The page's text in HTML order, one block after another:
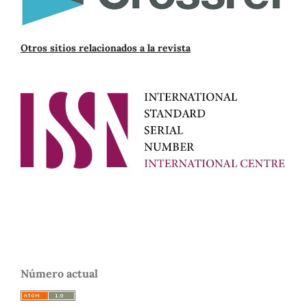
Otros sitios relacionados a la revista
Número actual